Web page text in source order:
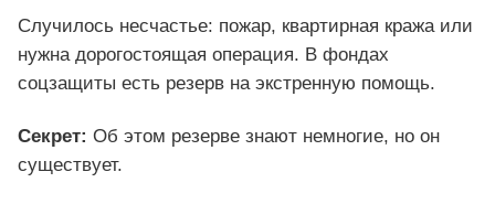
Случилось несчастье: пожар, квартирная кража или
нужна дорогостоящая операция. В фондах
соцзащиты есть резерв на экстренную помощь.
Секрет: Об этом резерве знают немногие, но он
существует.